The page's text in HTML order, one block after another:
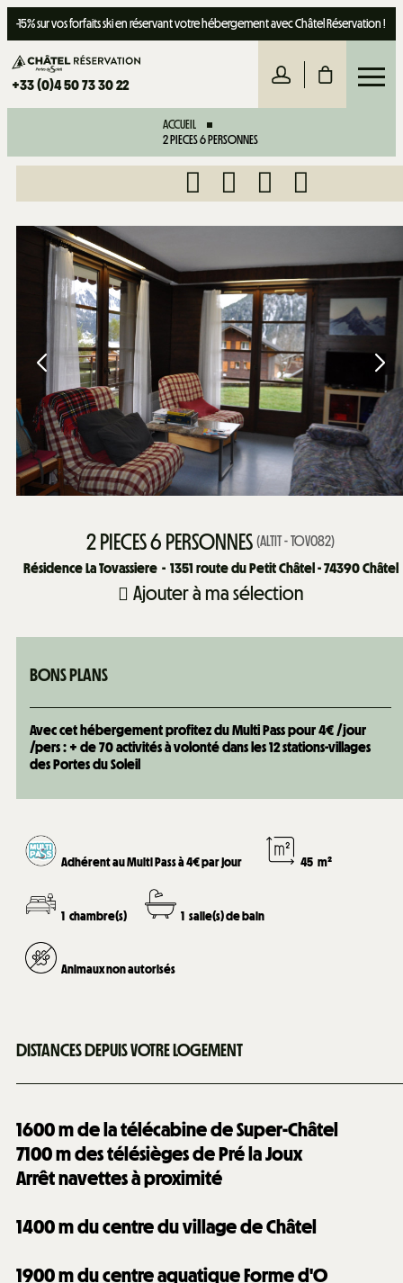
-15% sur vos forfaits ski en réservant votre hébergement avec Châtel Réservation !
+33 (0)4 50 73 30 22
ACCUEIL
2 PIECES 6 PERSONNES
2 PIECES 6 PERSONNES (ALTIT - TOV082)
Résidence La Tovassiere
1351 route du Petit Châtel - 74390 Châtel
Ajouter à ma sélection
BONS PLANS
Avec cet hébergement profitez du Multi Pass pour 4€ /jour
/pers : + de 70 activités à volonté dans les 12 stations-villages
des Portes du Soleil
Adhérent au Multi Pass à 4€ par jour 45 m²
1 chambre(s) 1 salle(s) de bain
Animaux non autorisés
DISTANCES DEPUIS VOTRE LOGEMENT
1600m de la télécabine de Super-Châtel
7100m des télésièges de Pré la Joux
Arrêt navettes à proximité
1400m du centre du village de Châtel
1900m du centre aquatique Forme d'O